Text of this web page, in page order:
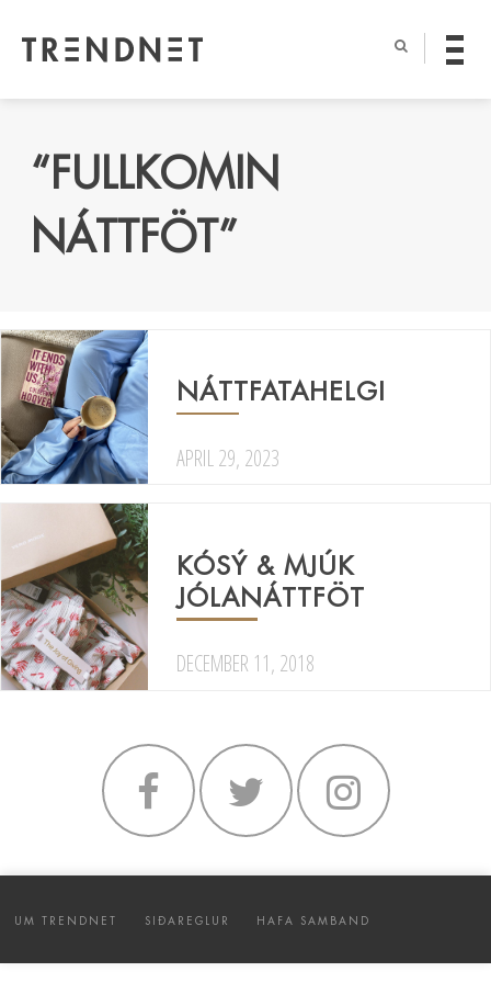
“FULLKOMIN
NÁTTFÖT”
NÁTTFATAHELGI
APRIL 29, 2023
KÓSÝ & MJÚK
JÓLANÁTTFÖT
DECEMBER 11, 2018
UM TRENDNET SIÐAREGLUR HAFA SAMBAND